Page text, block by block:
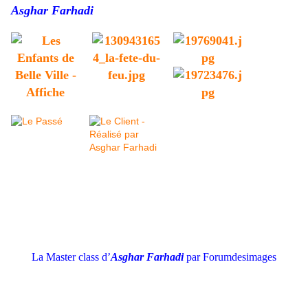
Asghar Farhadi
La Master class d’Asghar Farhadipar Forumdesimages